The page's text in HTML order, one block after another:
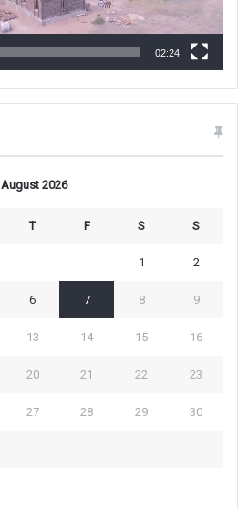
02:24
August 2026
T F S S
1 2
6 7 8 9
13 14 15 16
20 21 22 23
27 28 29 30